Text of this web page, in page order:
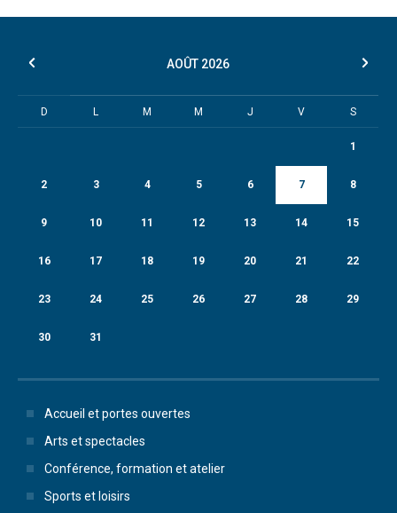
AOÛT 2026
D L M M J V S
1
2 3 4 5 6 7 8
9 10 11 12 13 14 15
16 17 18 19 20 21 22
23 24 25 26 27 28 29
30 31
Accueil et portes ouvertes
Arts et spectacles
Conférence, formation et atelier
Sports et loisirs